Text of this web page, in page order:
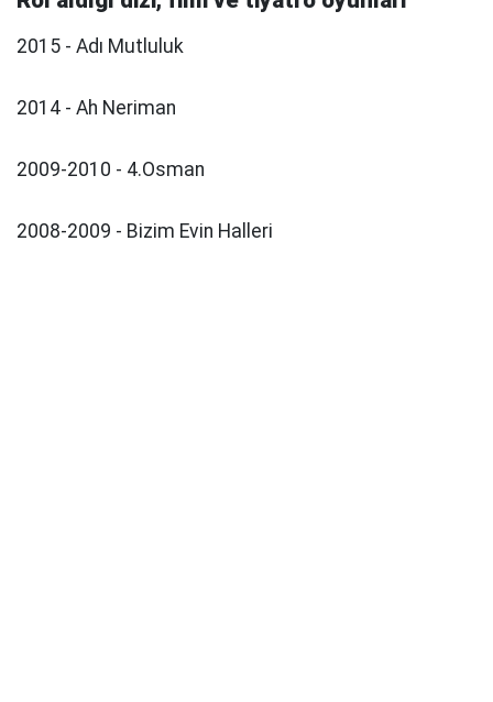
2015 - Adı Mutluluk
2014 - Ah Neriman
2009-2010 - 4.Osman
2008-2009 - Bizim Evin Halleri